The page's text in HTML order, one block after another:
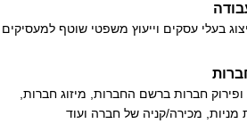
בעלי עסקים וייעוץ משפטי שוטף למעסיקים
חברות ברשם החברות, מיזוג חברות,
מניות, מכירה/קניה של חברה ועוד